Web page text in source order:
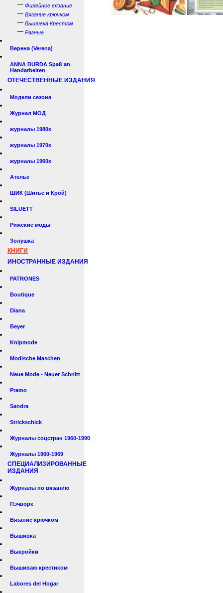
— Филейное вязание
— Вязание крючком
— Вышивка Крестом
— Разные
Верена (Verena)
ANNA BURDA Spaß an
Handarbeiten
ОТЕЧЕСТВЕННЫЕ ИЗДАНИЯ
Модели сезона
Журнал МОД
журналы 1980х
журналы 1970х
журналы 1960х
Ателье
ШИК (Шитье и Крой)
SILUETT
Рижские моды
Золушка
КНИГИ
ИНОСТРАННЫЕ ИЗДАНИЯ
PATRONES
Boutique
Diana
Beyer
Knipmode
Modische Maschen
Neue Mode - Neuer Schnitt
Pramo
Sandra
Strickschick
Журналы соцстран 1960-1990
Журналы 1960-1969
СПЕЦИАЛИЗИРОВАННЫЕ
ИЗДАНИЯ
Журналы по вязанию
Пэчворк
Вязание крючком
Вышивка
Выкройки
Вышиваю крестиком
Labores del Hogar